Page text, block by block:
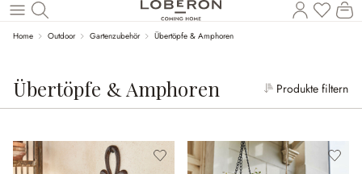
Zum Hauptinhalt springen
Home Outdoor Gartenzubehör Übertöpfe & Amphoren
Übertöpfe & Amphoren Produkte filtern